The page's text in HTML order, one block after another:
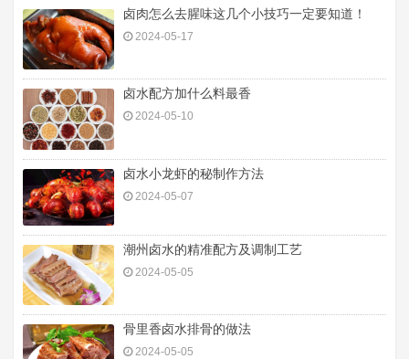
卤肉怎么去腥味这几个小技巧一定要知道！
2024-05-17
卤水配方加什么料最香
2024-05-10
卤水小龙虾的秘制作方法
2024-05-07
潮州卤水的精准配方及调制工艺
2024-05-05
骨里香卤水排骨的做法
2024-05-05